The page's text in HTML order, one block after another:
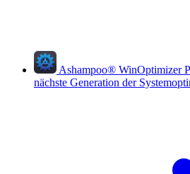
Ashampoo® WinOptimizer
nächste Generation der